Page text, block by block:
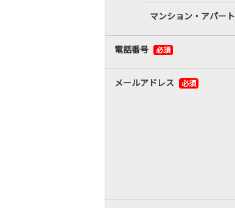
マンション・アパート
電話番号 必須
メールアドレス 必須